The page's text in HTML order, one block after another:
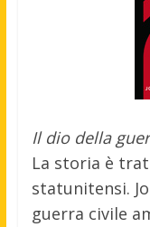
Il dio della
La storia è
statunitensi.
guerra civile